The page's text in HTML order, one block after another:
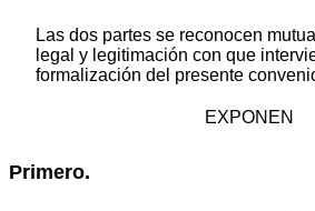
Las dos partes se reconocen
legal y legitimación con que
formalización del presente
EXPONEN
Primero.